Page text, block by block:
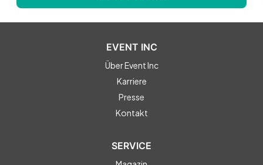
EVENT INC
Über Event Inc
Karriere
Presse
Kontakt
SERVICE